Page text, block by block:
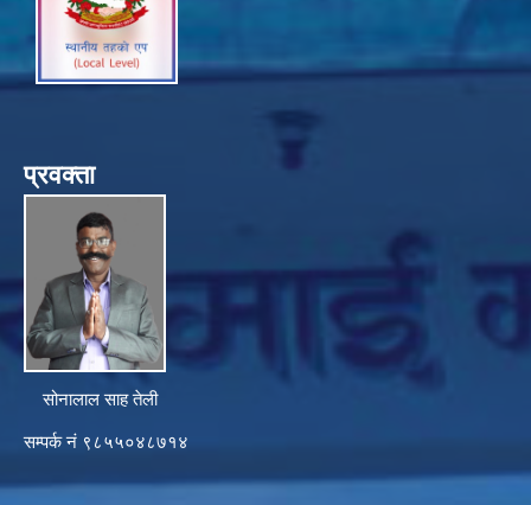
प्रवक्ता
सोनालाल साह तेली
सम्पर्क नं ९८५५०४८७१४